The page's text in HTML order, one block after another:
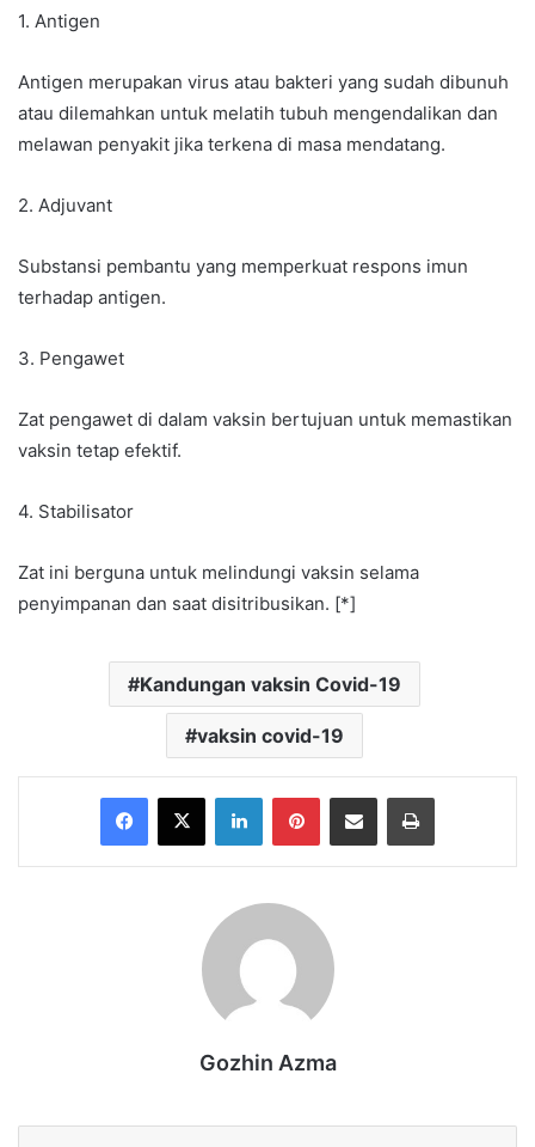
1. Antigen
Antigen merupakan virus atau bakteri yang sudah dibunuh
atau dilemahkan untuk melatih tubuh mengendalikan dan
melawan penyakit jika terkena di masa mendatang.
2. Adjuvant
Substansi pembantu yang memperkuat respons imun
terhadap antigen.
3. Pengawet
Zat pengawet di dalam vaksin bertujuan untuk memastikan
vaksin tetap efektif.
4. Stabilisator
Zat ini berguna untuk melindungi vaksin selama
penyimpanan dan saat disitribusikan. [*]
Kandungan vaksin Covid-19
vaksin covid-19
Facebook
X LinkedInPinterestShare via Email Print
Gozhin Azma